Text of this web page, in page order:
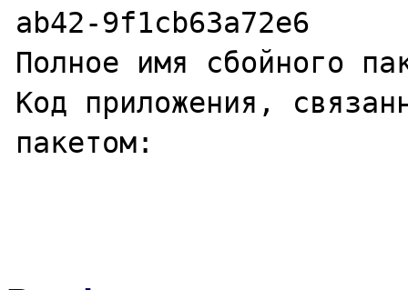
ab42-9f1cb63a72e6
Полное имя сбойного
Код приложения,
пакетом: